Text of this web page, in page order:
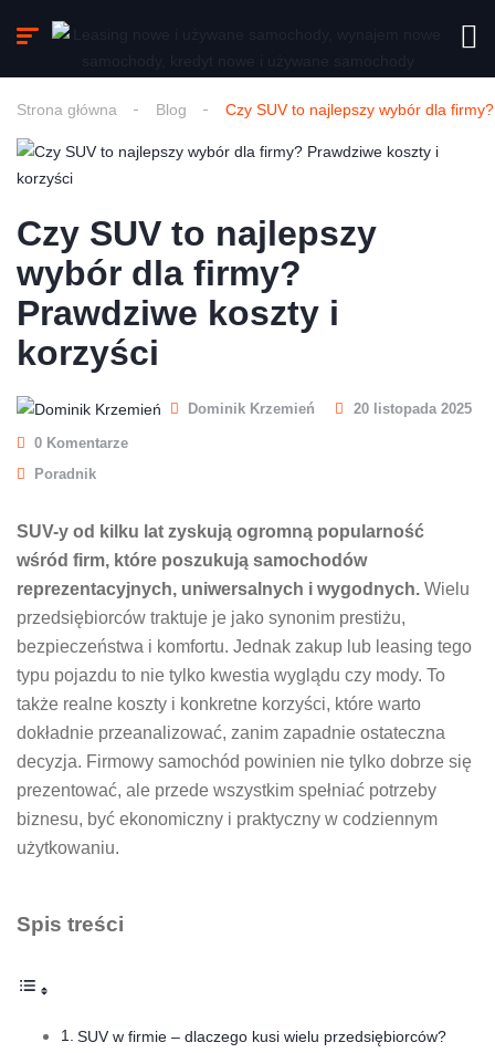
Strona główna Blog Czy SUV to najlepszy wybór dla
Czy SUV to najlepszy
wybór dla firmy?
Prawdziwe koszty i
korzyści
Dominik Krzemień 20 listopada 2025
0 Komentarze
Poradnik
SUV-y od kilku lat zyskują ogromną popularność
wśród firm, które poszukują samochodów
reprezentacyjnych, uniwersalnych i wygodnych. Wielu
przedsiębiorców traktuje je jako synonim prestiżu,
bezpieczeństwa i komfortu. Jednak zakup lub leasing tego
typu pojazdu to nie tylko kwestia wyglądu czy mody. To
także realne koszty i konkretne korzyści, które warto
dokładnie przeanalizować, zanim zapadnie ostateczna
decyzja. Firmowy samochód powinien nie tylko dobrze się
prezentować, ale przede wszystkim spełniać potrzeby
biznesu, być ekonomiczny i praktyczny w codziennym
użytkowaniu.
Spis treści
SUV w firmie – dlaczego kusi wielu przedsiębiorców?